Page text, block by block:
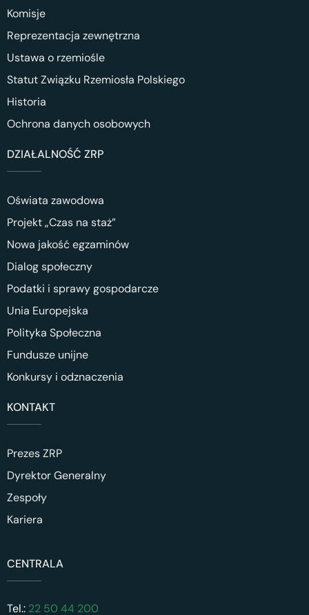
Komisje
Reprezentacja zewnętrzna
Ustawa o rzemiośle
Statut Związku Rzemiosła Polskiego
Historia
Ochrona danych osobowych
DZIAŁALNOŚĆ ZRP
Oświata zawodowa
Projekt „Czas na staż”
Nowa jakość egzaminów
Dialog społeczny
Podatki i sprawy gospodarcze
Unia Europejska
Polityka Społeczna
Fundusze unijne
Konkursy i odznaczenia
KONTAKT
Prezes ZRP
Dyrektor Generalny
Zespoły
Kariera
CENTRALA
Tel.: 22 50 44 200